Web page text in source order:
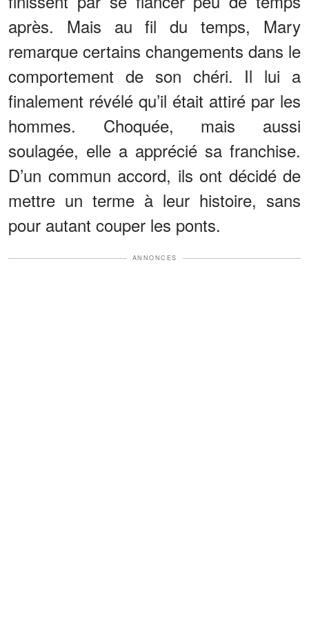
après. Mais au fil du temps, Mary
remarque certains changements dans le
comportement de son chéri. Il lui a
finalement révélé qu’il était attiré par les
hommes. Choquée, mais aussi
soulagée, elle a apprécié sa franchise.
D’un commun accord, ils ont décidé de
mettre un terme à leur histoire, sans
pour autant couper les ponts.
ANNONCES